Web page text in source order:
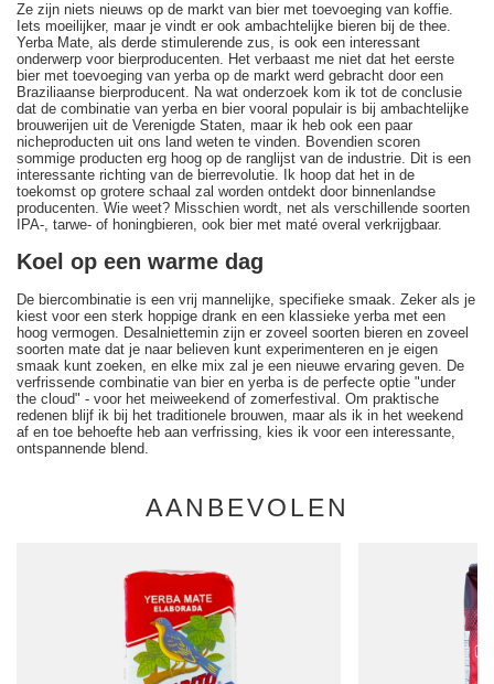
Ze zijn niets nieuws op de markt van bier met toevoeging van koffie.
Iets moeilijker, maar je vindt er ook ambachtelijke bieren bij de thee.
Yerba Mate, als derde stimulerende zus, is ook een interessant
onderwerp voor bierproducenten. Het verbaast me niet dat het eerste
bier met toevoeging van yerba op de markt werd gebracht door een
Braziliaanse bierproducent. Na wat onderzoek kom ik tot de conclusie
dat de combinatie van yerba en bier vooral populair is bij ambachtelijke
brouwerijen uit de Verenigde Staten, maar ik heb ook een paar
nicheproducten uit ons land weten te vinden. Bovendien scoren
sommige producten erg hoog op de ranglijst van de industrie. Dit is een
interessante richting van de bierrevolutie. Ik hoop dat het in de
toekomst op grotere schaal zal worden ontdekt door binnenlandse
producenten. Wie weet? Misschien wordt, net als verschillende soorten
IPA-, tarwe- of honingbieren, ook bier met maté overal verkrijgbaar.
Koel op een warme dag
De biercombinatie is een vrij mannelijke, specifieke smaak. Zeker als je
kiest voor een sterk hoppige drank en een klassieke yerba met een
hoog vermogen. Desalniettemin zijn er zoveel soorten bieren en zoveel
soorten mate dat je naar believen kunt experimenteren en je eigen
smaak kunt zoeken, en elke mix zal je een nieuwe ervaring geven. De
verfrissende combinatie van bier en yerba is de perfecte optie "under
the cloud" - voor het meiweekend of zomerfestival. Om praktische
redenen blijf ik bij het traditionele brouwen, maar als ik in het weekend
af en toe behoefte heb aan verfrissing, kies ik voor een interessante,
ontspannende blend.
AANBEVOLEN